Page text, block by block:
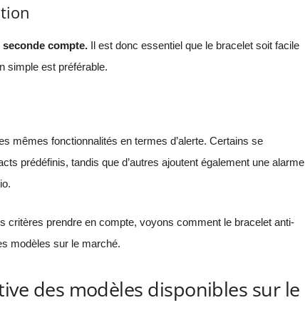
compte.Il est donc essentiel que le bracelet soit facile
simple est préférable.
mêmes fonctionnalités en termes d’alerte. Certains se
prédéfinis, tandis que d’autres ajoutent également une alarme
critères prendre en compte, voyons comment le bracelet anti-
modèles sur le marché.
des modèles disponibles sur le